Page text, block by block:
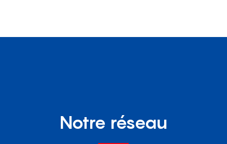
Notre réseau